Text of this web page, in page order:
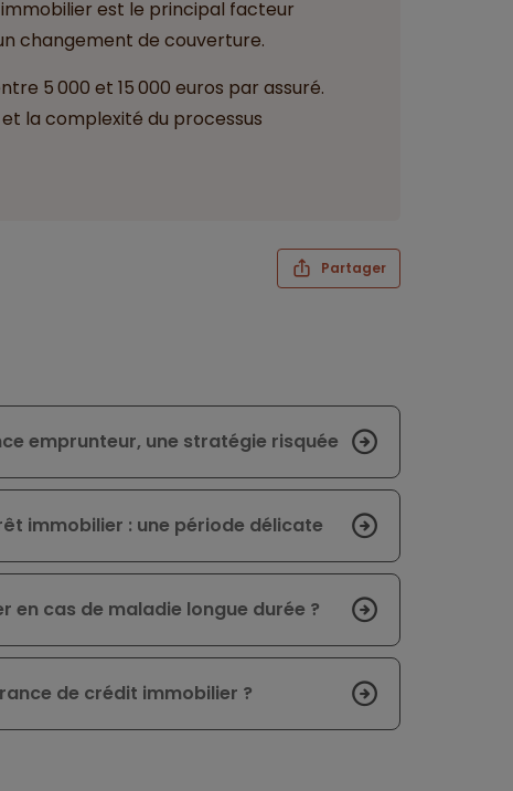
est le principal facteur
changement de couverture.
5 000 et 15 000 euros par assuré.
la complexité du processus
Partager
emprunteur, une stratégie risquée
immobilier : une période délicate
en cas de maladie longue durée ?
de crédit immobilier ?